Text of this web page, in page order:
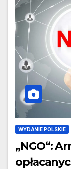
WYDANIE POLSKIE
„NGO“: